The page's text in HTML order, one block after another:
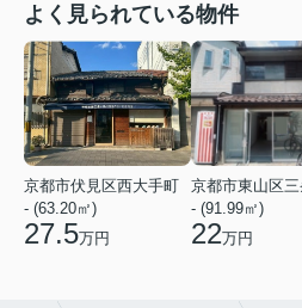
よく見られている物件
京都市伏見区西大手町
- (63.20㎡)
27.5万円
- (91.99㎡)
22万円